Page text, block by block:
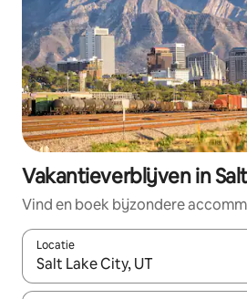
Vakantieverblijven in
Vind en boek bijzondere
Locatie
Wanneer er resultaten